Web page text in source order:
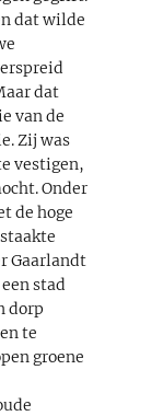
dat wilde
dat
van de
Zij was
vestigen,
Onder
de hoge
Gaarlandt
stad
dorp
te
groene